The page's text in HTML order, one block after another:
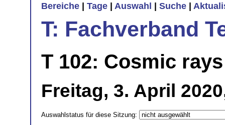
Bereiche | Tage | Auswahl | Suche |
T: Fachverband
T 102: Cosmic
Freitag, 3. April
Auswahlstatus für diese Sitzung: